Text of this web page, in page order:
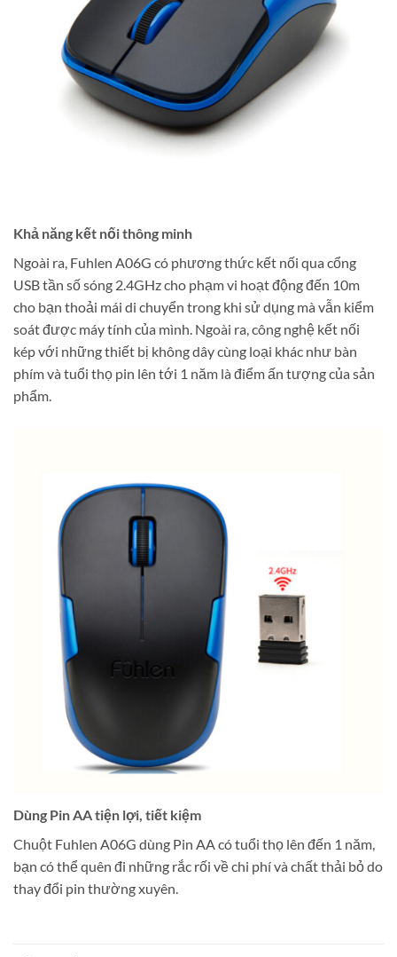
Khả năng kết nối thông minh
Ngoài ra, Fuhlen A06G có phương thức kết nối qua cổng
USB tần số sóng 2.4GHz cho phạm vi hoạt động đến 10m
cho bạn thoải mái di chuyển trong khi sử dụng mà vẫn kiểm
soát được máy tính của mình. Ngoài ra, công nghệ kết nối
kép với những thiết bị không dây cùng loại khác như bàn
phím và tuổi thọ pin lên tới 1 năm là điểm ấn tượng của sản
phẩm.
Dùng Pin AA tiện lợi, tiết kiệm
Chuột Fuhlen A06G dùng Pin AA có tuổi thọ lên đến 1 năm,
bạn có thể quên đi những rắc rối về chi phí và chất thải bỏ do
thay đổi pin thường xuyên.